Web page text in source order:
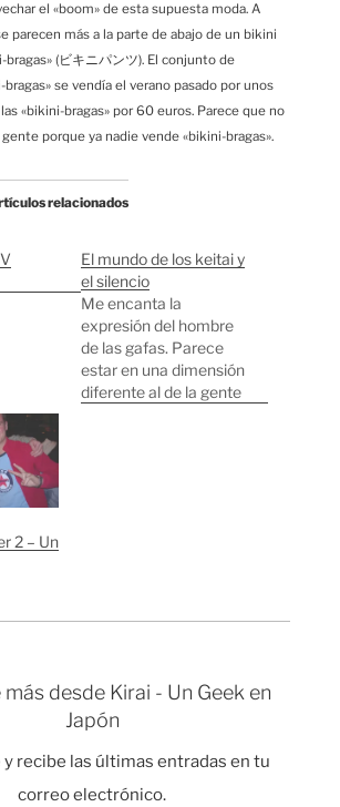
el «boom» de esta supuesta moda. A
parecen más a la parte de abajo de un bikini
(ビキニパンツ). El conjunto de
se vendía el verano pasado por unos
«bikini-bragas» por 60 euros. Parece que no
porque ya nadie vende «bikini-bragas».
relacionados
El mundo de los keitai y
el silencio
Me encanta la
expresión del hombre
de las gafas. Parece
estar en una dimensión
diferente al de la gente
2 – Un
desde Kirai - Un Geek en
Japón
recibe las últimas entradas en tu
correo electrónico.